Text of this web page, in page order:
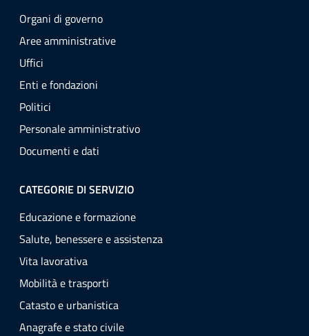
Organi di governo
Aree amministrative
Uffici
Enti e fondazioni
Politici
Personale amministrativo
Documenti e dati
CATEGORIE DI SERVIZIO
Educazione e formazione
Salute, benessere e assistenza
Vita lavorativa
Mobilità e trasporti
Catasto e urbanistica
Anagrafe e stato civile